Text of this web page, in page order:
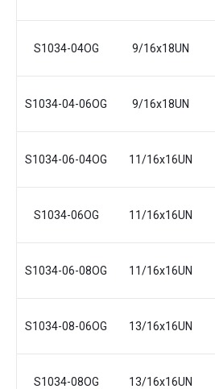
S1034-04OG 9/16x18UN
S1034-04-06OG 9/16x18UN
S1034-06-04OG 11/16x16UN
S1034-06OG 11/16x16UN
S1034-06-08OG 11/16x16UN
S1034-08-06OG 13/16x16UN
S1034-08OG 13/16x16UN